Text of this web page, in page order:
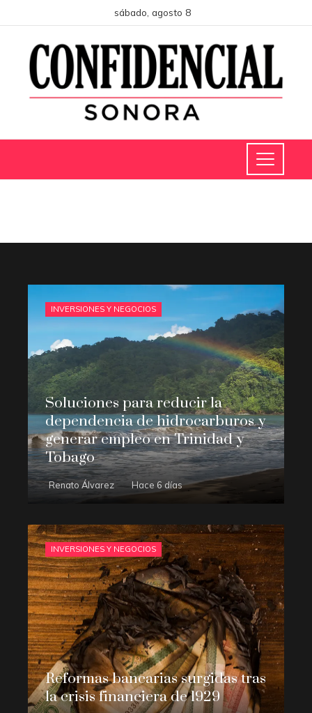
sábado, agosto 8
INVERSIONES Y NEGOCIOS
Soluciones para reducir la
dependencia de hidrocarburos y
generar empleo en Trinidad y
Tobago
Renato Álvarez Hace 6 días
INVERSIONES Y NEGOCIOS
Reformas bancarias surgidas tras
la crisis financiera de 1929